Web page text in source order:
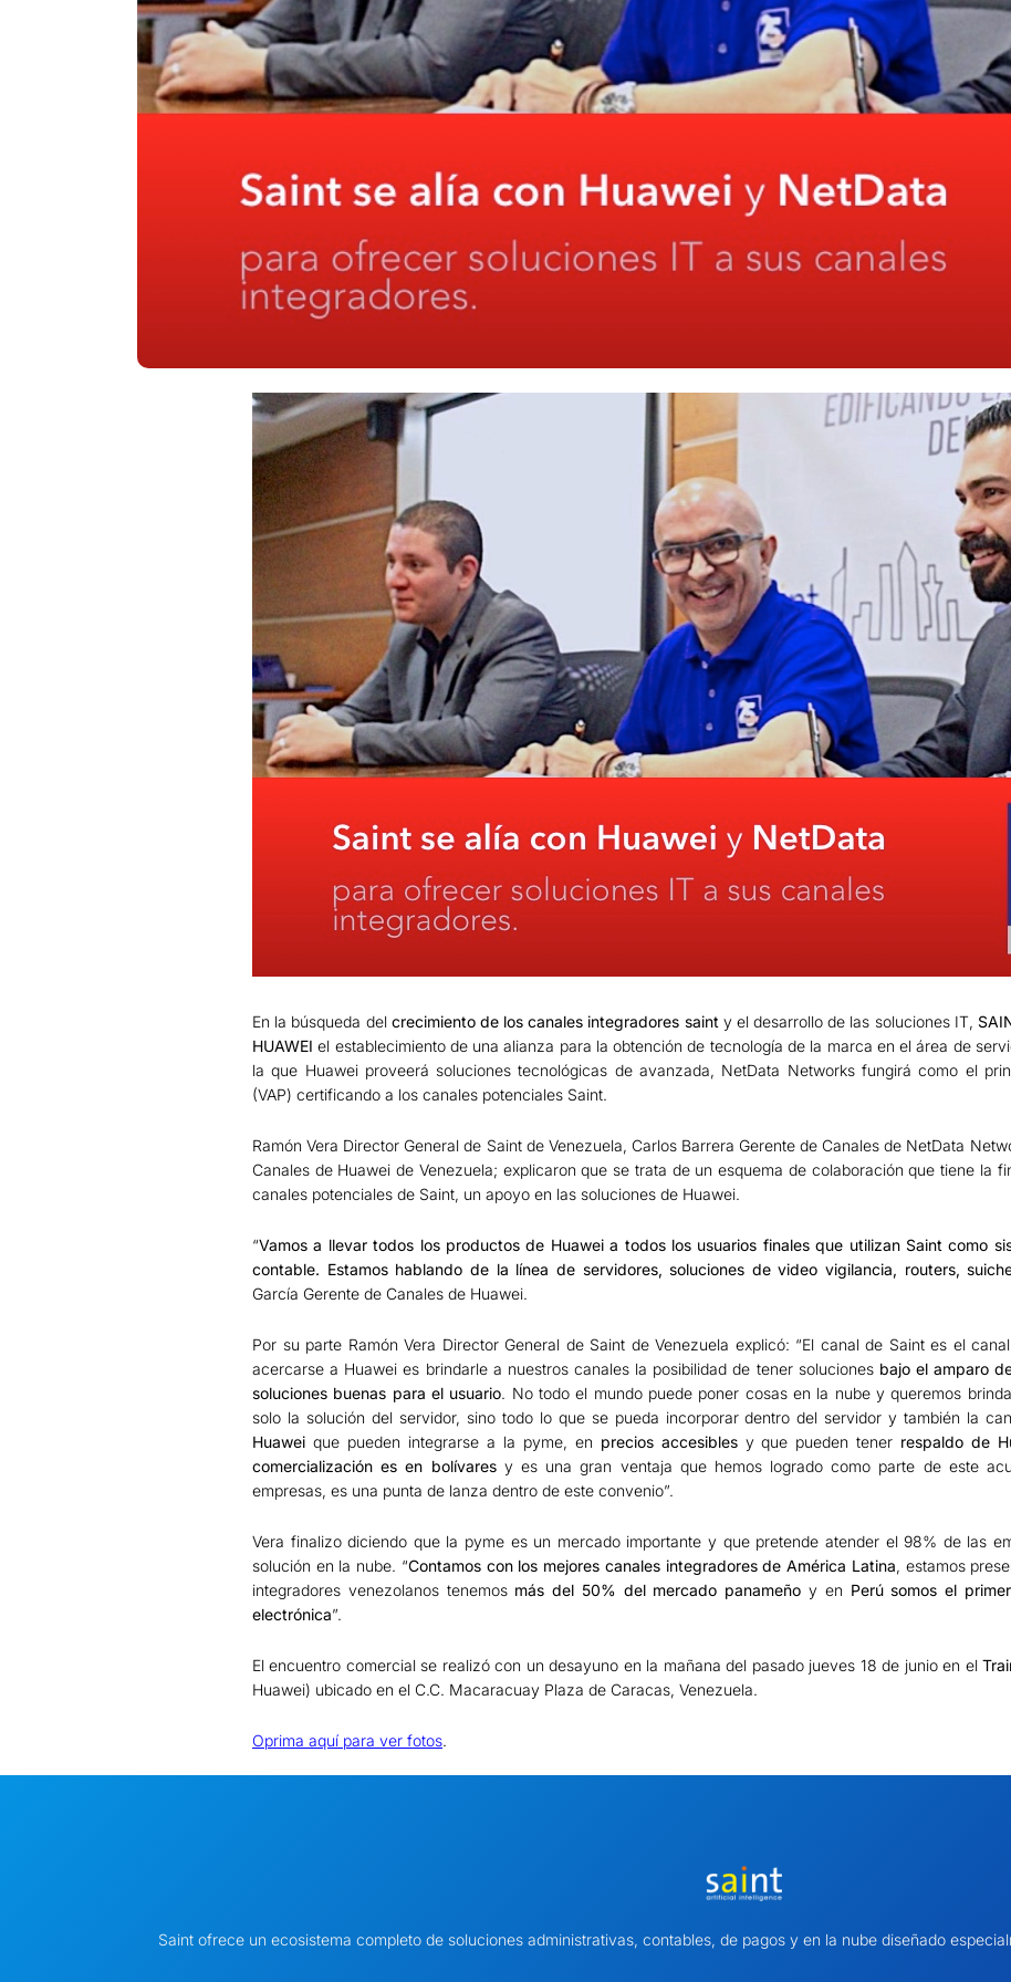
En la búsqueda del crecimiento de los canales integradores saint y el desarrollo de las soluciones IT,
HUAWEI el establecimiento de una alianza para la obtención de tecnología de la marca en el área de
la que Huawei proveerá soluciones tecnológicas de avanzada, NetData Networks fungirá como el
(VAP) certificando a los canales potenciales Saint.
Ramón Vera Director General de Saint de Venezuela, Carlos Barrera Gerente de Canales de NetData
Canales de Huawei de Venezuela; explicaron que se trata de un esquema de colaboración que tiene la
canales potenciales de Saint, un apoyo en las soluciones de Huawei.
“Vamos a llevar todos los productos de Huawei a todos los usuarios finales que utilizan Saint como
contable. Estamos hablando de la línea de servidores, soluciones de video vigilancia, routers,
García Gerente de Canales de Huawei.
Por su parte Ramón Vera Director General de Saint de Venezuela explicó: “El canal de Saint es el
acercarse a Huawei es brindarle a nuestros canales la posibilidad de tener soluciones bajo el amparo
soluciones buenas para el usuario. No todo el mundo puede poner cosas en la nube y queremos
solo la solución del servidor, sino todo lo que se pueda incorporar dentro del servidor y también la
Huawei que pueden integrarse a la pyme, en precios accesiblesy que pueden tener respaldo de
comercialización es en bolívaresy es una gran ventaja que hemos logrado como parte de este
empresas, es una punta de lanza dentro de este convenio”.
Vera finalizo diciendo que la pyme es un mercado importante y que pretende atender el 98% de las
solución en la nube. “Contamos con los mejores canales integradores de América Latina, estamos
integradores venezolanos tenemos más del 50% del mercado panameño y en Perú somos el
electrónica”.
El encuentro comercial se realizó con un desayuno en la mañana del pasado jueves 18 de junio en el
Huawei) ubicado en el C.C. Macaracuay Plaza de Caracas, Venezuela.
Oprima aquí para ver fotos.
Saint ofrece un ecosistema completo de soluciones administrativas, contables, de pagos y en la nube diseñado